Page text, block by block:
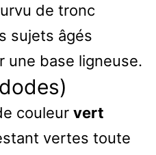
de tronc
sujets âgés
une base ligneuse.
couleur vert
vertes toute